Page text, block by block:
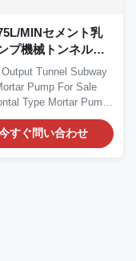
MINセメント乳
プ機械トンネルの
の使用
Output Tunnel Subway
Pump For Sale
Type Mortar Pump
すぐ問い合わせ